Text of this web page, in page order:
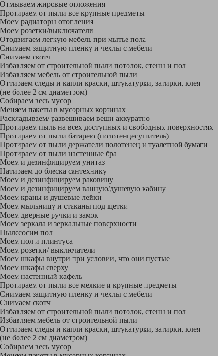
Отмываем жировые отложения
Протираем от пыли все крупные предметы
Моем радиаторы отопления
Моем розетки/выключатели
Отодвигаем легкую мебель при мытье пола
Снимаем защитную пленку и чехлы с мебели
Снимаем скотч
Избавляем от строительной пыли потолок, стены и пол
Избавляем мебель от строительной пыли
Оттираем следы и капли краски, штукатурки, затирки, клея
(не более 2 см диаметром)
Собираем весь мусор
Меняем пакеты в мусорных корзинах
Раскладываем/ развешиваем вещи аккуратно
Протираем пыль на всех доступных и свободных поверхностях
Протираем от пыли батарею (полотенцесушитель)
Протираем от пыли держатели полотенец и туалетной бумаги
Протираем от пыли настенные бра
Моем и дезинфицируем унитаз
Натираем до блеска сантехнику
Моем и дезинфицируем раковину
Моем и дезинфицируем ванную/душевую кабину
Моем краны и душевые лейки
Моем мыльницу и стаканы под щетки
Моем дверные ручки и замок
Моем зеркала и зеркальные поверхности
Пылесосим пол
Моем пол и плинтуса
Моем розетки/ выключатели
Моем шкафы внутри при условии, что они пустые
Моем шкафы сверху
Моем настенный кафель
Протираем от пыли все мелкие и крупные предметы
Снимаем защитную пленку и чехлы с мебели
Снимаем скотч
Избавляем от строительной пыли потолок, стены и пол
Избавляем мебель от строительной пыли
Оттираем следы и капли краски, штукатурки, затирки, клея
(не более 2 см диаметром)
Собираем весь мусор